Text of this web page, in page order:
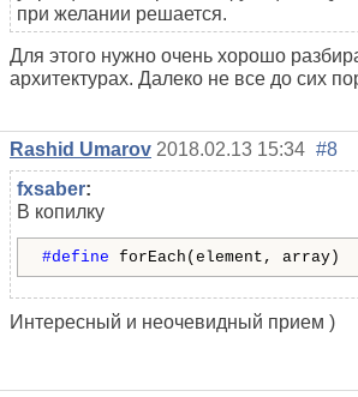
при желании решается.
Для этого нужно очень хорошо
архитектурах. Далеко не все до сих
Rashid Umarov 2018.02.13 15:34 #8
fxsaber:
В копилку
#define forEach(element, array)
Интересный и неочевидный прием )